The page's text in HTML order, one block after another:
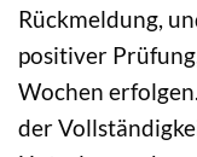
Rückmeldung,
positiver
Wochen
der